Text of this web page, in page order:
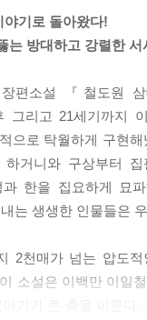
이끌었다.
. 수백 수천만의 사람
고구마까지 빼앗겨
같이 좀 살아.”
분한 한마디가 바로
금씩 아주 조금씩 나아
야기로 돌아왔다!
는 방대하고 강렬한 서
편소설 『철도원
그리고 21세기까지
으로 탁월하게 구현
거니와 구상부터
과 한을 집요하게 묘
는 생생한 인물들은
2천매가 넘는 압도
소설은 이백만 이일